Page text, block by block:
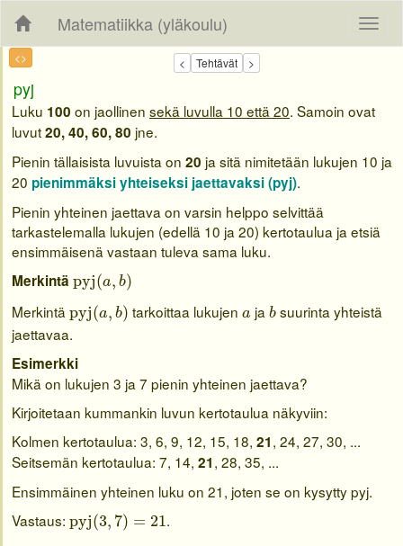
Matematiikka (yläkoulu)
<>
pyj
Luku 100 on jaollinen sekä luvulla 10 että 20. Samoin ovat
luvut20, 40, 60, 80 jne.
Pienin tällaisista luvuista on 20 ja sitä nimitetään lukujen 10 ja
20 pienimmäksi yhteiseksi jaettavaksi (pyj).
Pienin yhteinen jaettava on varsin helppo selvittää
tarkastelemalla lukujen (edellä 10 ja 20) kertotaulua ja etsiä
ensimmäisenä vastaan tuleva sama luku.
Merkintä pyj(a, b)
pyj(a, b)
Merkintä pyj(a, b)
pyj(a, b) tarkoittaa lukujena
a jab
bsuurinta yhteistä
jaettavaa.
Esimerkki
Mikä on lukujen 3 ja 7 pienin yhteinen jaettava?
Kirjoitetaan kummankin luvun kertotaulua näkyviin:
Kolmen kertotaulua: 3, 6, 9, 12, 15, 18, 21, 24, 27, 30, ...
Seitsemän kertotaulua: 7, 14, 21, 28, 35, ...
Ensimmäinen yhteinen luku on 21, joten se on kysytty pyj.
Vastaus: pyj(3, 7) = 21
pyj(3, 7)= 21 .